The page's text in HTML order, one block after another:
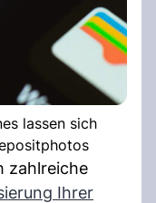
lassen sich
zahlreiche
Ihrer